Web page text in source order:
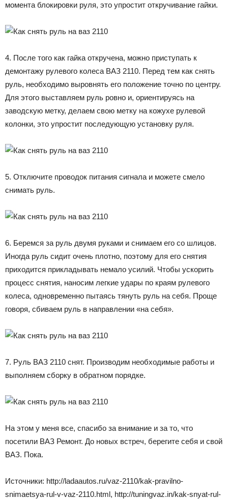
момента блокировки руля, это упростит откручивание гайки.
4. После того как гайка откручена, можно приступать к
демонтажу рулевого колеса ВАЗ 2110. Перед тем как снять
руль, необходимо выровнять его положение точно по центру.
Для этого выставляем руль ровно и, ориентируясь на
заводскую метку, делаем свою метку на кожухе рулевой
колонки, это упростит последующую установку руля.
5. Отключите проводок питания сигнала и можете смело
снимать руль.
6. Беремся за руль двумя руками и снимаем его со шлицов.
Иногда руль сидит очень плотно, поэтому для его снятия
приходится прикладывать немало усилий. Чтобы ускорить
процесс снятия, наносим легкие удары по краям рулевого
колеса, одновременно пытаясь тянуть руль на себя. Проще
говоря, сбиваем руль в направлении «на себя».
7. Руль ВАЗ 2110 снят. Производим необходимые работы и
выполняем сборку в обратном порядке.
На этом у меня все, спасибо за внимание и за то, что
посетили ВАЗ Ремонт. До новых встреч, берегите себя и свой
ВАЗ. Пока.
Источники: http://ladaautos.ru/vaz-2110/kak-pravilno-
snimaetsya-rul-v-vaz-2110.html, http://tuningvaz.in/kak-snyat-rul-